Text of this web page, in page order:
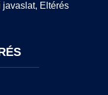
Eltérés